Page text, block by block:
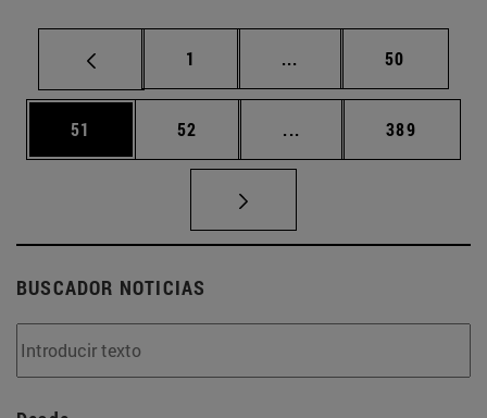
Página
1 ... Páginas intermedias
Página
50
Página
51 Página
52 ... Páginas intermedias
Página
389
BUSCADOR NOTICIAS